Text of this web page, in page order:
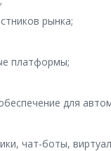
рынка;
платформы;
для
чат-боты,